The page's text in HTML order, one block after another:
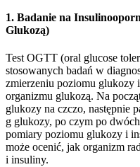
1. Badanie na
Glukozą)
Test OGTT (oral glucose
stosowanych badań w
zmierzeniu poziomu
organizmu glukozą. Na
glukozy na czczo, następnie
g glukozy, po czym po
pomiary poziomu glukozy i
może ocenić, jak organizm
i insuliny.